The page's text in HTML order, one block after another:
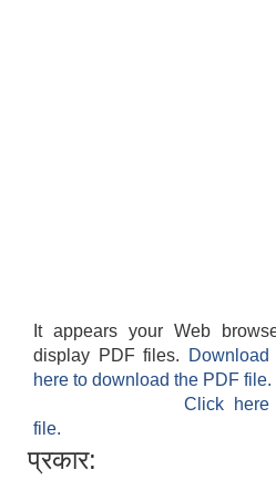
It appears your Web
display PDF files.
here to download the PDF file.
Click
file.
प्रकार: